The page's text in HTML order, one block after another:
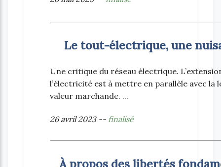
Le tout-électrique, une
Une critique du réseau électrique.
l’électricité est à mettre en parallèle avec la
valeur marchande. ...
26 avril 2023 -- finalisé
À propos des libertés